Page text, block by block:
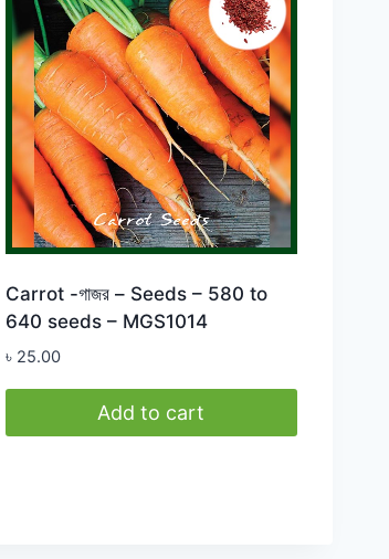
Carrot -গাজর – Seeds – 580 to
640 seeds – MGS1014
৳ 25.00
Add to cart